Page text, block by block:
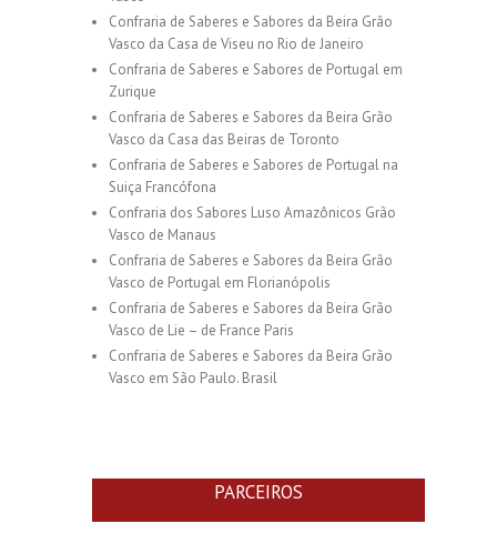
Confraria de Saberes e Sabores da Beira Grão
Vasco da Casa de Viseu no Rio de Janeiro
Confraria de Saberes e Sabores de Portugal em
Zurique
Confraria de Saberes e Sabores da Beira Grão
Vasco da Casa das Beiras de Toronto
Confraria de Saberes e Sabores de Portugal na
Suiça Francófona
Confraria dos Sabores Luso Amazônicos Grão
Vasco de Manaus
Confraria de Saberes e Sabores da Beira Grão
Vasco de Portugal em Florianópolis
Confraria de Saberes e Sabores da Beira Grão
Vasco de Lie – de France Paris
Confraria de Saberes e Sabores da Beira Grão
Vasco em São Paulo. Brasil
PARCEIROS